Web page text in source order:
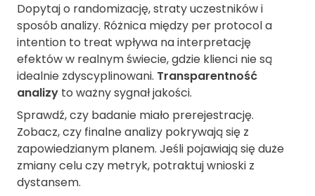
Dopytaj o randomizację, straty uczestników i
sposób analizy. Różnica między per protocol a
intention to treat wpływa na interpretację
efektów w realnym świecie, gdzie klienci nie są
idealnie zdyscyplinowani. Transparentność
analizy to ważny sygnał jakości.
Sprawdź, czy badanie miało prerejestrację.
Zobacz, czy finalne analizy pokrywają się z
zapowiedzianym planem. Jeśli pojawiają się duże
zmiany celu czy metryk, potraktuj wnioski z
dystansem.